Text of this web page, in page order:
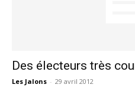
Des électeurs très
Les Jalons - 29 avril 2012